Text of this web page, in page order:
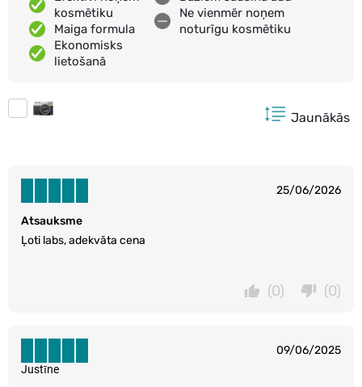
kosmētiku
Maiga formula
Ekonomisks
lietošanā
Ne vienmēr noņem
noturīgu kosmētiku
Jaunākās
25/06/2026
Atsauksme
Ļoti labs, adekvāta cena
(0)
(0)
09/06/2025
Justīne